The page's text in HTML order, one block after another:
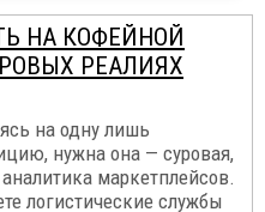
НА КОФЕЙНОЙ
РЕАЛИЯХ
на одну лишь
нужна она — суровая,
маркетплейсов.
логистические службы